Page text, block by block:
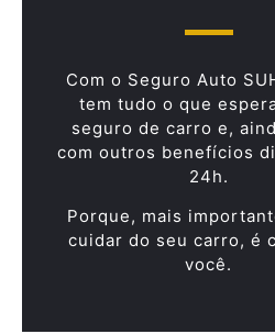
Com o Seguro Auto
tem tudo o que
seguro de carro e,
com outros benefícios
24h.
Porque, mais
cuidar do seu carro, é
você.